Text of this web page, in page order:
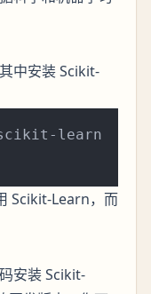
中安装 Scikit-
scikit-learn
Scikit-Learn，而
安装 Scikit-